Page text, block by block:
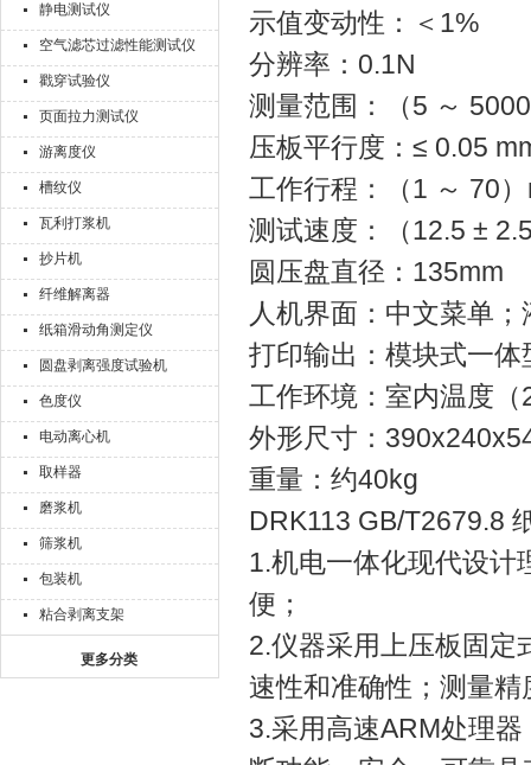
静电测试仪
空气滤芯过滤性能测试仪
戳穿试验仪
页面拉力测试仪
游离度仪
槽纹仪
瓦利打浆机
抄片机
纤维解离器
纸箱滑动角测定仪
圆盘剥离强度试验机
色度仪
电动离心机
取样器
磨浆机
筛浆机
包装机
粘合剥离支架
更多分类
示值变动性：＜1%
分辨率：0.1N
测量范围：（5 ～
压板平行度：≤ 0.05
工作行程：（1 ～ 70
测试速度：（12.5 ±
圆压盘直径：135mm
人机界面：中文菜单；
打印输出：模块式一体
工作环境：室内温度
外形尺寸：
重量：约40kg
DRK113 GB/T2679.8
1.机电一体化现代设计
便；
2.仪器采用上压板固定
速性和准确性；测量精
3.采用高速ARM处理